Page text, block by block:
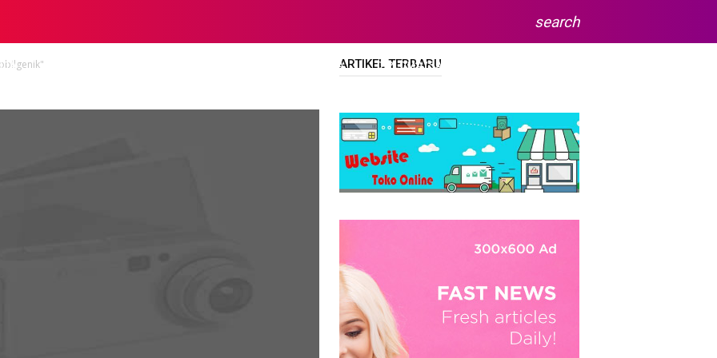
SMA/SMK/SLTA DIPLOMA/SARJANA
search
ARTIKEL TERBARU